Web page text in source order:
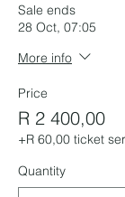
Sale ends
28 Oct, 07:05
More info
Price
R 2 400,00
+R 60,00 ticket
Quantity